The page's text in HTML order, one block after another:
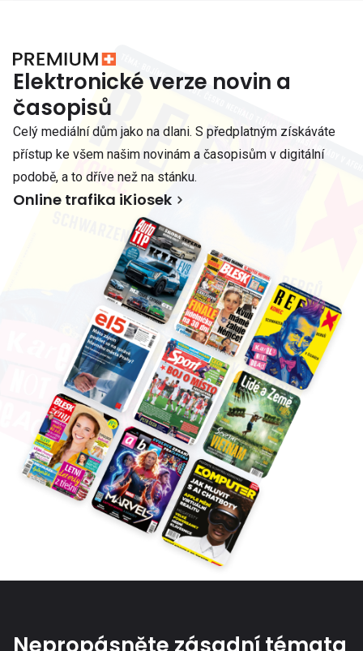
Elektronické verze novin a
časopisů
Celý mediální dům jako na dlani. S předplatným získáváte
přístup ke všem našim novinám a časopisům v digitální
podobě, a to dříve než na stánku.
Online trafika iKiosek